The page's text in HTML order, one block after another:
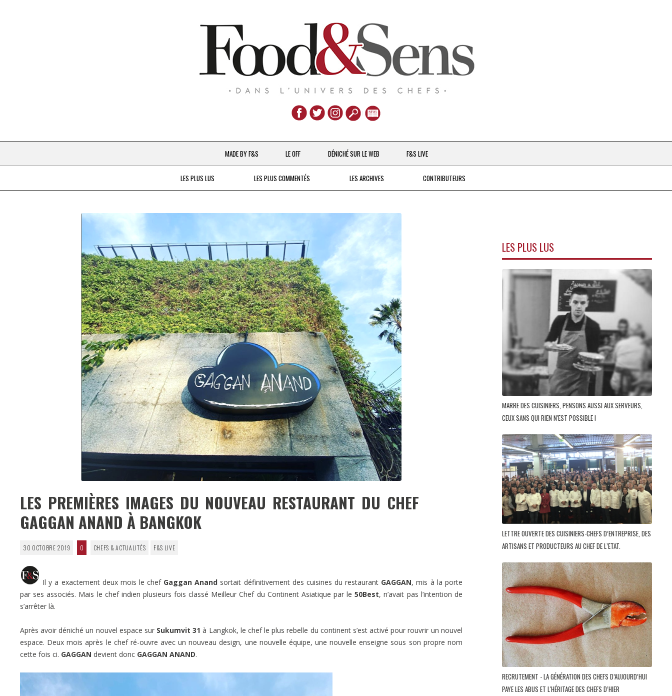
Aller
au
contenu
MADE BY F&S
CHEFS & ACTUALITÉS
V…DE VOYAGE
LE OFF DÉNICHÉ SUR LE WEB F&S LIVE
LES PLUS LUS LES PLUS COMMENTÉS LES ARCHIVES CONTRIBUTEURS
LES PREMIÈRES IMAGES DU NOUVEAU RESTAURANT DU CHEF
GAGGAN ANAND À BANGKOK
30 OCTOBRE 2019 0 CHEFS & ACTUALITÉS F&S LIVE
Il y a exactement deux mois le chef Gaggan Anand sortait définitivement des cuisines du restaurant GAGGAN, mis à la porte
par ses associés. Mais le chef indien plusieurs fois classé Meilleur Chef du Continent Asiatique par le50Best, n’avait pas l’intention de
s’arrêter là.
Après avoir déniché un nouvel espace sur Sukumvit 31 à Langkok, le chef le plus rebelle du continent s’est activé pour rouvrir un nouvel
espace. Deux mois après le chef ré-ouvre avec un nouveau design, une nouvelle équipe, une nouvelle enseigne sous son propre nom
cette fois ci. GAGGAN devient donc GAGGAN ANAND.
LES PLUS LUS
MARRE DES CUISINIERS, PENSONS AUSSI AUX SERVEURS,
CEUX SANS QUI RIEN N'EST POSSIBLE !
LETTRE OUVERTE DES CUISINIERS-CHEFS D’ENTREPRISE, DES
ARTISANS ET PRODUCTEURS AU CHEF DE L’ETAT.
RECRUTEMENT - LA GÉNÉRATION DES CHEFS D’AUJOURD’HUI
PAYE LES ABUS ET L'HÉRITAGE DES CHEFS D’HIER